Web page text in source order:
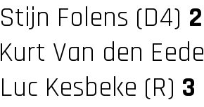
Stijn Folens (D4) 2
Kurt Van den
Luc Kesbeke (R) 3